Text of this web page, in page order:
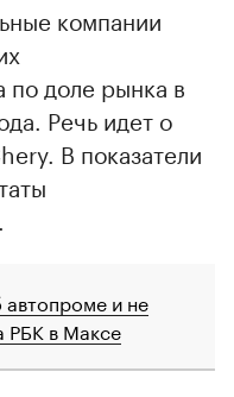
компании
по доле рынка в
Речь идет о
В показатели
и не
РБК в Максе